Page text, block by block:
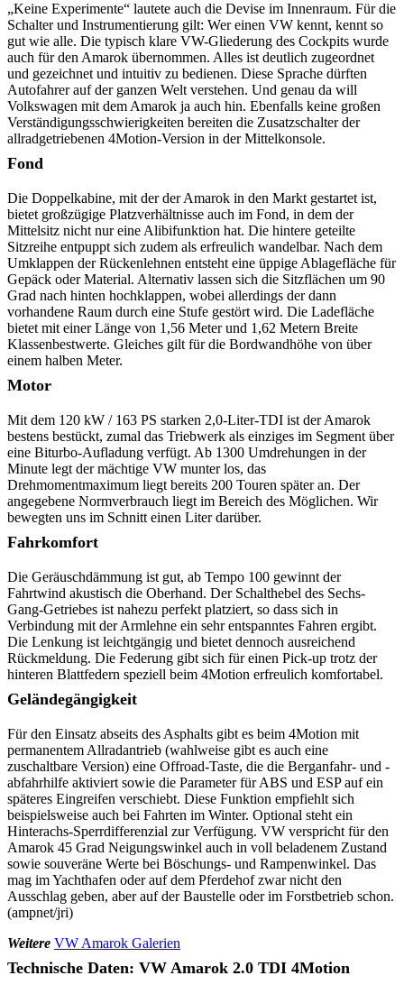
„Keine Experimente“ lautete auch die Devise im Innenraum. Für die
Schalter und Instrumentierung gilt: Wer einen VW kennt, kennt so
gut wie alle. Die typisch klare VW-Gliederung des Cockpits wurde
auch für den Amarok übernommen. Alles ist deutlich zugeordnet
und gezeichnet und intuitiv zu bedienen. Diese Sprache dürften
Autofahrer auf der ganzen Welt verstehen. Und genau da will
Volkswagen mit dem Amarok ja auch hin. Ebenfalls keine großen
Verständigungsschwierigkeiten bereiten die Zusatzschalter der
allradgetriebenen 4Motion-Version in der Mittelkonsole.
Fond
Die Doppelkabine, mit der der Amarok in den Markt gestartet ist,
bietet großzügige Platzverhältnisse auch im Fond, in dem der
Mittelsitz nicht nur eine Alibifunktion hat. Die hintere geteilte
Sitzreihe entpuppt sich zudem als erfreulich wandelbar. Nach dem
Umklappen der Rückenlehnen entsteht eine üppige Ablagefläche für
Gepäck oder Material. Alternativ lassen sich die Sitzflächen um 90
Grad nach hinten hochklappen, wobei allerdings der dann
vorhandene Raum durch eine Stufe gestört wird. Die Ladefläche
bietet mit einer Länge von 1,56 Meter und 1,62 Metern Breite
Klassenbestwerte. Gleiches gilt für die Bordwandhöhe von über
einem halben Meter.
Motor
Mit dem 120 kW / 163 PS starken 2,0-Liter-TDI ist der Amarok
bestens bestückt, zumal das Triebwerk als einziges im Segment über
eine Biturbo-Aufladung verfügt. Ab 1300 Umdrehungen in der
Minute legt der mächtige VW munter los, das
Drehmomentmaximum liegt bereits 200 Touren später an. Der
angegebene Normverbrauch liegt im Bereich des Möglichen. Wir
bewegten uns im Schnitt einen Liter darüber.
Fahrkomfort
Die Geräuschdämmung ist gut, ab Tempo 100 gewinnt der
Fahrtwind akustisch die Oberhand. Der Schalthebel des Sechs-
Gang-Getriebes ist nahezu perfekt platziert, so dass sich in
Verbindung mit der Armlehne ein sehr entspanntes Fahren ergibt.
Die Lenkung ist leichtgängig und bietet dennoch ausreichend
Rückmeldung. Die Federung gibt sich für einen Pick-up trotz der
hinteren Blattfedern speziell beim 4Motion erfreulich komfortabel.
Geländegängigkeit
Für den Einsatz abseits des Asphalts gibt es beim 4Motion mit
permanentem Allradantrieb (wahlweise gibt es auch eine
zuschaltbare Version) eine Offroad-Taste, die die Berganfahr- und -
abfahrhilfe aktiviert sowie die Parameter für ABS und ESP auf ein
späteres Eingreifen verschiebt. Diese Funktion empfiehlt sich
beispielsweise auch bei Fahrten im Winter. Optional steht ein
Hinterachs-Sperrdifferenzial zur Verfügung. VW verspricht für den
Amarok 45 Grad Neigungswinkel auch in voll beladenem Zustand
sowie souveräne Werte bei Böschungs- und Rampenwinkel. Das
mag im Yachthafen oder auf dem Pferdehof zwar nicht den
Ausschlag geben, aber auf der Baustelle oder im Forstbetrieb schon.
(ampnet/jri)
Weitere VW Amarok Galerien
Technische Daten: VW Amarok 2.0 TDI 4Motion